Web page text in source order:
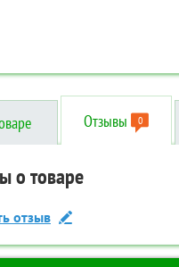
Отзывы 0
характеристики
о товаре
отзыв
о товаре